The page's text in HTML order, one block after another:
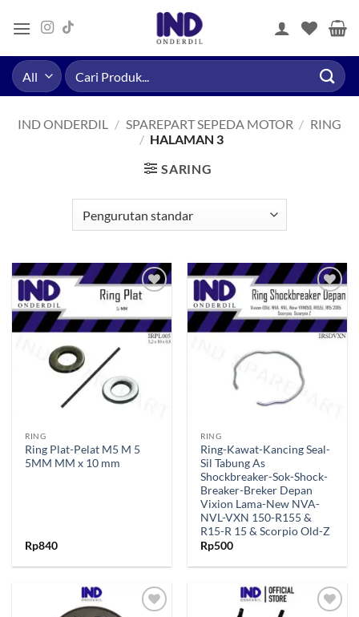
Pencarian
untuk:
IND ONDERDIL / SPAREPART SEPEDA MOTOR / RING
/ HALAMAN 3
SARING
Tambahkan
ke Wishlist
RING
Ring Plat-Pelat M5 M 5
5MM MM x 10 mm
Rp840
Tambahkan
ke Wishlist
RING
Ring-Kawat-Kancing Seal-
Sil Tabung As
Shockbreaker-Sok-Shock-
Breaker-Breker Depan
Vixion Lama-New NVA-
NVL-VXN 150-R155 &
R15-R 15 & Scorpio Old-Z
Rp500